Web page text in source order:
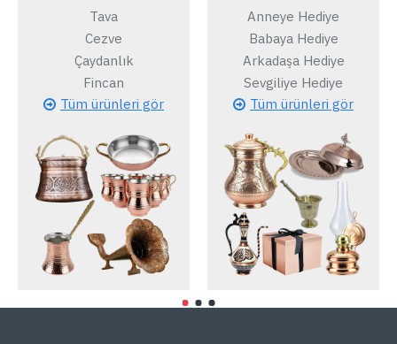
Tava
Cezve
Çaydanlık
Fincan
Tüm ürünleri gör
Anneye Hediye
Babaya Hediye
Arkadaşa Hediye
Sevgiliye Hediye
Tüm ürünleri gör